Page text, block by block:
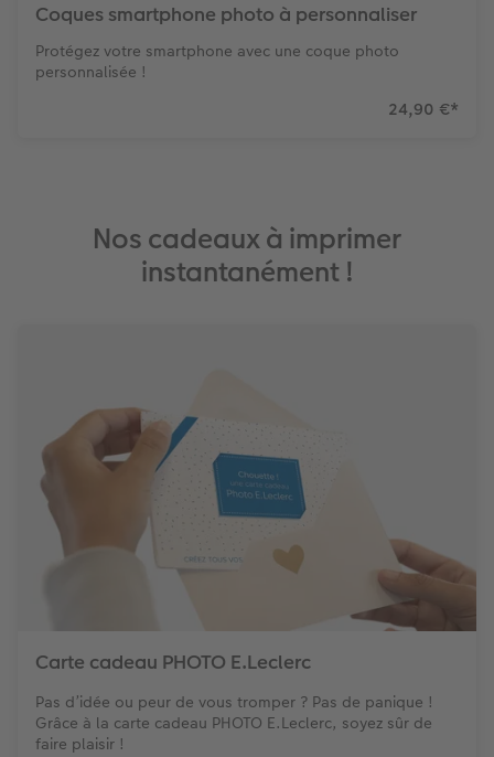
Coques smartphone photo à personnaliser
Protégez votre smartphone avec une coque photo
personnalisée !
24,90 €*
Nos cadeaux à imprimer
instantanément !
Carte cadeau PHOTO E.Leclerc
Pas d’idée ou peur de vous tromper ? Pas de panique !
Grâce à la carte cadeau PHOTO E.Leclerc, soyez sûr de
faire plaisir !